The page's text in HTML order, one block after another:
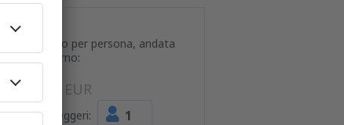
Prezzo per persona, andata
e ritorno:
EUR
Passeggeri: 1